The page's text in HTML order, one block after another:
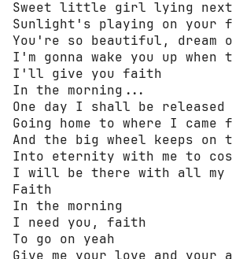
Sweet little girl lying next
Sunlight's playing on your
You're so beautiful, dream
I'm gonna wake you up
I'll give you faith
In the morning...
One day I shall be released
Going home to where I came
And the big wheel keeps on
Into eternity with me to
I will be there with all
Faith
In the morning
I need you, faith
To go on yeah
Give me your love and your